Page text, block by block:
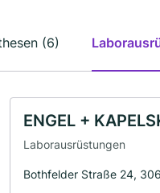
(6)
ENGEL +
Laborausrüstungen
Bothfelder Straße 24,